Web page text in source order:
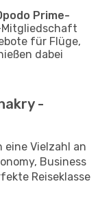
Prime-
Mitgliedschaft
für Flüge,
dabei
-
Vielzahl an
Business
Reiseklasse